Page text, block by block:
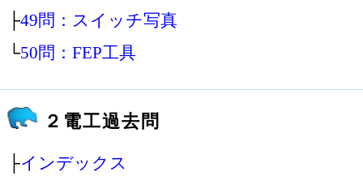
├49問：スイッチ写真
└50問：FEP工具
２電工過去問
├インデックス